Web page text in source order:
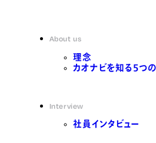
About us
理念
カオナビを知る5つの
Interview
社員インタビュー